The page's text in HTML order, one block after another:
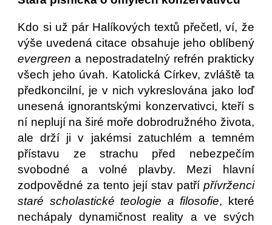
Kdo si už pár Halíkových textů přečetl, ví, že
výše uvedená citace obsahuje jeho oblíbený
evergreen a nepostradatelný refrén prakticky
všech jeho úvah. Katolická Církev, zvláště ta
předkoncilní, je v nich vykreslována jako loď
unesená ignorantskými konzervativci, kteří s
ní neplují na širé moře dobrodružného života,
ale drží ji v jakémsi zatuchlém a temném
přístavu ze strachu před nebezpečím
svobodné a volné plavby. Mezi hlavní
zodpovědné za tento její stav patří přívrženci
staré scholastické teologie a filosofie, které
nechápaly dynamičnost reality a ve svých